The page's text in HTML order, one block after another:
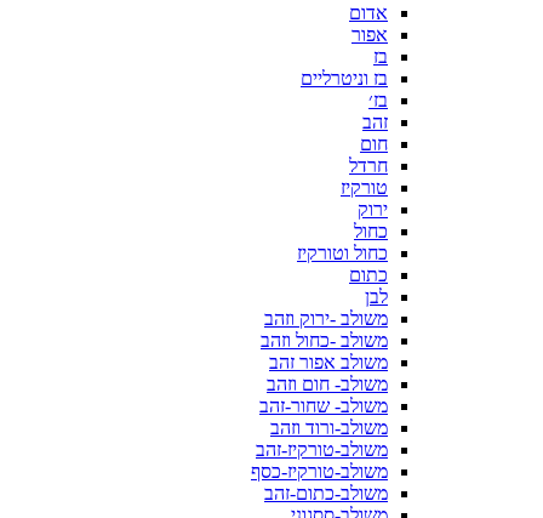
אדום
אפור
בז
בז וניטרליים
בז׳
זהב
חום
חרדל
טורקיז
ירוק
כחול
כחול וטורקיז
כתום
לבן
משולב -ירוק וזהב
משולב -כחול וזהב
משולב אפור זהב
משולב- חום וזהב
משולב- שחור-זהב
משולב-ורוד וזהב
משולב-טורקיז-זהב
משולב-טורקיז-כסף
משולב-כתום-זהב